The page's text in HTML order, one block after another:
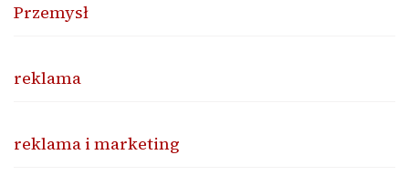
Przemysł
reklama
reklama i marketing